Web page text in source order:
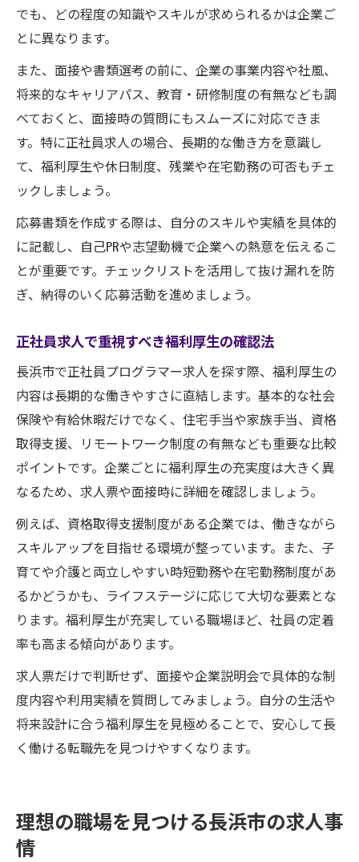
でも、どの程度の知識やスキルが求められるかは企業ご
とに異なります。
また、面接や書類選考の前に、企業の事業内容や社風、
将来的なキャリアパス、教育・研修制度の有無なども調
べておくと、面接時の質問にもスムーズに対応できま
す。特に正社員求人の場合、長期的な働き方を意識し
て、福利厚生や休日制度、残業や在宅勤務の可否もチェ
ックしましょう。
応募書類を作成する際は、自分のスキルや実績を具体的
に記載し、自己PRや志望動機で企業への熱意を伝えるこ
とが重要です。チェックリストを活用して抜け漏れを防
ぎ、納得のいく応募活動を進めましょう。
正社員求人で重視すべき福利厚生の確認法
長浜市で正社員プログラマー求人を探す際、福利厚生の
内容は長期的な働きやすさに直結します。基本的な社会
保険や有給休暇だけでなく、住宅手当や家族手当、資格
取得支援、リモートワーク制度の有無なども重要な比較
ポイントです。企業ごとに福利厚生の充実度は大きく異
なるため、求人票や面接時に詳細を確認しましょう。
例えば、資格取得支援制度がある企業では、働きながら
スキルアップを目指せる環境が整っています。また、子
育てや介護と両立しやすい時短勤務や在宅勤務制度があ
るかどうかも、ライフステージに応じて大切な要素とな
ります。福利厚生が充実している職場ほど、社員の定着
率も高まる傾向があります。
求人票だけで判断せず、面接や企業説明会で具体的な制
度内容や利用実績を質問してみましょう。自分の生活や
将来設計に合う福利厚生を見極めることで、安心して長
く働ける転職先を見つけやすくなります。
理想の職場を見つける長浜市の求人事
情